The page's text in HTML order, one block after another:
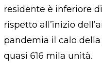
residente è inferiore
rispetto all’inizio
pandemia il calo della
quasi 616 mila unità.